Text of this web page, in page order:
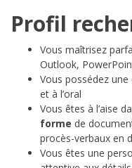
Profil
Vous maîtrisez
Outlook,
Vous possédez
et à l’oral
Vous êtes à l’aise
forme de
procès-verbaux en
Vous êtes une